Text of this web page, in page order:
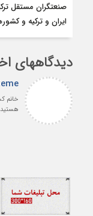
صنعتگران مستقل
ایران و ترکیه و
دیدگاههای
خانم
هستید